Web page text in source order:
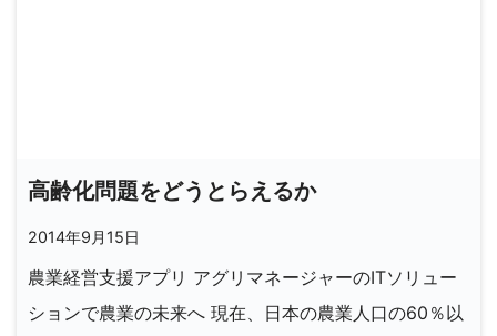
高齢化問題をどうとらえるか
2014年9月15日
農業経営支援アプリ アグリマネージャーのITソリュー
ションで農業の未来へ 現在、日本の農業人口の60％以